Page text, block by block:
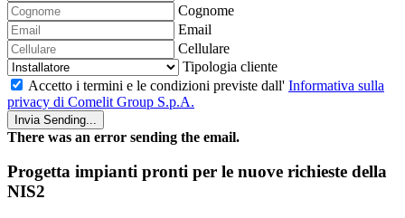
Cognome
Email
Cellulare
Tipologia cliente
Accetto i termini e le condizioni previste dall' Informativa sulla
privacy di Comelit Group S.p.A.
Invia Sending...
There was an error sending the email.
Progetta impianti pronti per le nuove richieste della
NIS2